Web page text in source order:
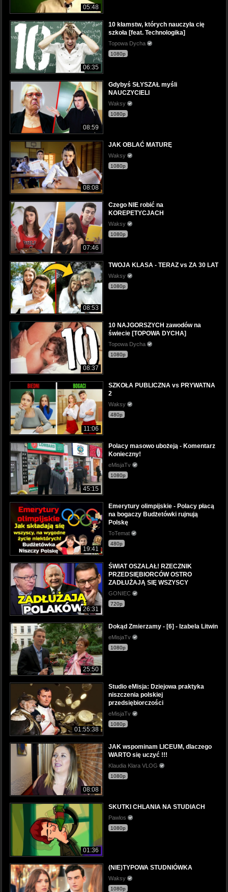
05:48
06:35
10 kłamstw, których nauczyła cię
szkoła [feat. Technologika]
Topowa Dycha
1080p
08:59
Gdybyś SŁYSZAŁ myśli
NAUCZYCIELI
Waksy
1080p
08:08
JAK OBLAĆ MATURĘ
Waksy
1080p
07:46
Czego NIE robić na
KOREPETYCJACH
Waksy
1080p
08:53
TWOJA KLASA - TERAZ vs ZA 30 LAT
Waksy
1080p
08:37
10 NAJGORSZYCH zawodów na
świecie [TOPOWA DYCHA]
Topowa Dycha
1080p
11:06
SZKOŁA PUBLICZNA vs PRYWATNA
2
Waksy
480p
45:15
Polacy masowo ubożeją - Komentarz
Konieczny!
eMisjaTv
1080p
19:41
Emerytury olimpijskie - Polacy płacą
na bogaczy Budżetówki rujnują
Polskę
ToTemat
480p
26:31
ŚWIAT OSZALAŁ! RZECZNIK
PRZEDSIĘBIORCÓW OSTRO
ZADŁUŻAJĄ SIĘ WSZYSCY
GONIEC
720p
25:50
Dokąd Zmierzamy - [6] - Izabela Litwin
eMisjaTv
1080p
01:55:38
Studio eMisja: Dziejowa praktyka
niszczenia polskiej
przedsiębiorczości
eMisjaTv
1080p
08:08
JAK wspominam LICEUM, dlaczego
WARTO się uczyć !!!
Klaudia Klara VLOG
1080p
01:36
SKUTKI CHLANIA NA STUDIACH
Pawlos
1080p
(NIE)TYPOWA STUDNIÓWKA
Waksy
1080p